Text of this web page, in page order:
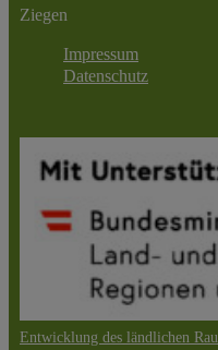
Ziegen
Impressum
Datenschutz
Entwicklung des ländlichen